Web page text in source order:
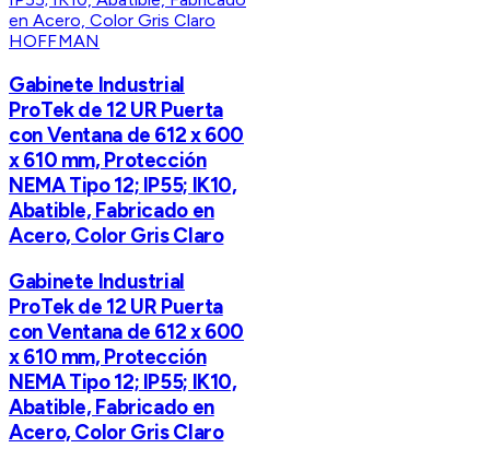
HOFFMAN
Gabinete Industrial
ProTek de 12 UR Puerta
con Ventana de 612 x 600
x 610 mm, Protección
NEMA Tipo 12; IP55; IK10,
Abatible, Fabricado en
Acero, Color Gris Claro
Gabinete Industrial
ProTek de 12 UR Puerta
con Ventana de 612 x 600
x 610 mm, Protección
NEMA Tipo 12; IP55; IK10,
Abatible, Fabricado en
Acero, Color Gris Claro